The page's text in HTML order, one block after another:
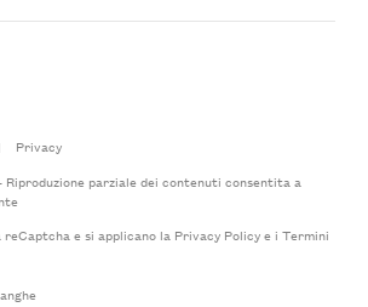
Privacy
parziale dei contenuti consentita a
e si applicano la Privacy Policye i Termini